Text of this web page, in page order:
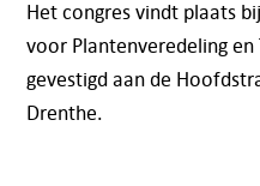
Telefoon:
088
Het congres vindt plaats
voor Plantenveredeling
gevestigd aan de
Drenthe.